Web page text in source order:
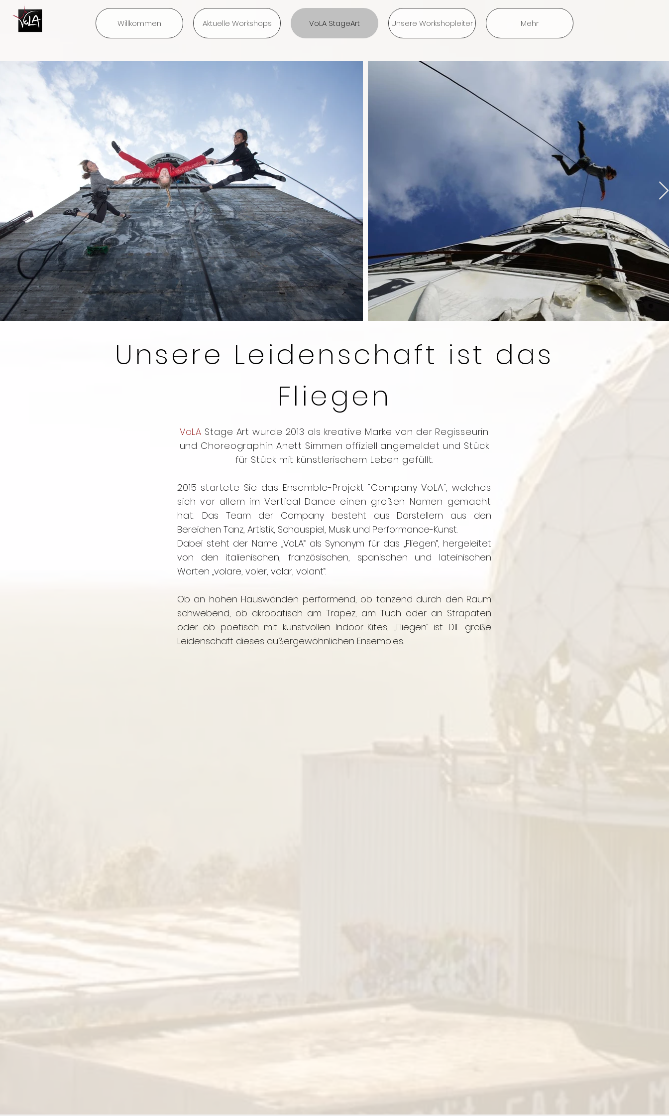
Willkommen Aktuelle Workshops VoLA StageArt Unsere Workshopleiter Mehr
Unsere Leidenschaft ist das
Fliegen
VoLA Stage Art wurde 2013 als kreative Marke von der Regisseurin
und Choreographin Anett Simmen offiziell angemeldet und Stück
für Stück mit künstlerischem Leben gefüllt.
2015 startete Sie das Ensemble-Projekt "Company VoLA", welches
sich vor allem im Vertical Dance einen großen Namen gemacht
hat. Das Team der Company besteht aus Darstellern aus den
Bereichen Tanz, Artistik, Schauspiel, Musik und Performance-Kunst.
Dabei steht der Name „VoLA“ als Synonym für das „Fliegen“, hergeleitet
von den italienischen, französischen, spanischen und lateinischen
Worten „volare, voler, volar, volant“.
Ob an hohen Hauswänden performend, ob tanzend durch den Raum
schwebend, ob akrobatisch am Trapez, am Tuch oder an Strapaten
oder ob poetisch mit kunstvollen Indoor-Kites, „Fliegen“ ist DIE große
Leidenschaft dieses außergewöhnlichen Ensembles.